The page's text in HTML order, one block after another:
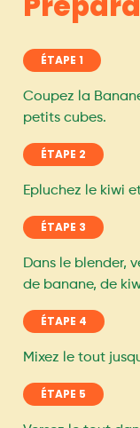
ÉTAPE 1
Coupez la
petits cubes.
ÉTAPE 2
Epluchez le kiwi
ÉTAPE 3
Dans le blender,
de banane, de
ÉTAPE 4
Mixez le tout
ÉTAPE 5